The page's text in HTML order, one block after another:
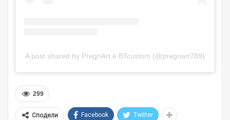
A post shared by PregnArt e BTcustom (@pregnart789)
299
Сподели Facebook Twitter